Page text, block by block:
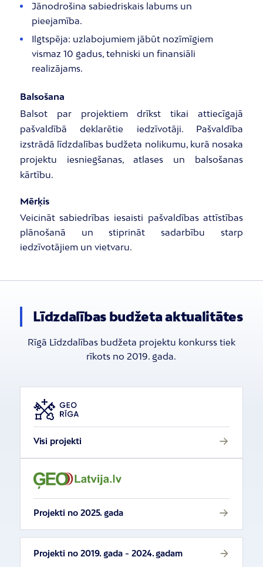
Jānodrošina sabiedriskais labums un
pieejamība.
Ilgtspēja: uzlabojumiem jābūt nozīmīgiem
vismaz 10 gadus, tehniski un finansiāli
realizājams.
Balsošana
Balsot par projektiem drīkst tikai attiecīgajā
pašvaldībā deklarētie iedzīvotāji. Pašvaldība
izstrādā līdzdalības budžeta nolikumu, kurā nosaka
projektu iesniegšanas, atlases un balsošanas
kārtību.
Mērķis
Veicināt sabiedrības iesaisti pašvaldības attīstības
plānošanā un stiprināt sadarbību starp
iedzīvotājiem un vietvaru.
Līdzdalības budžeta aktualitātes
Rīgā Līdzdalības budžeta projektu konkurss tiek
rīkots no 2019. gada.
Visi projekti
Projekti no 2025. gada
Projekti no 2019. gada - 2024. gadam